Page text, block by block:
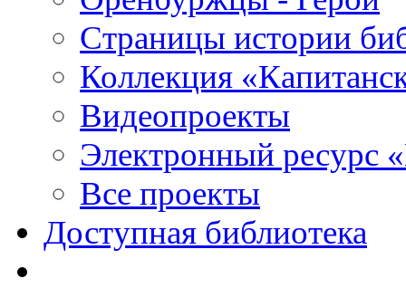
Страницы истории
Коллекция
Видеопроекты
Электронный ресурс
Все проекты
Доступная библиотека